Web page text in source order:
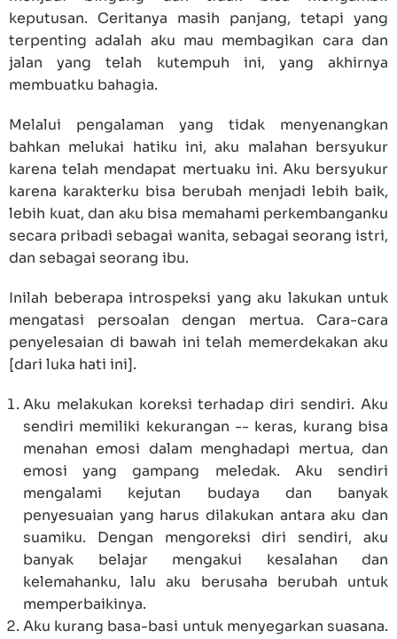
keputusan. Ceritanya masih panjang, tetapi yang
terpenting adalah aku mau membagikan cara dan
jalan yang telah kutempuh ini, yang akhirnya
membuatku bahagia.
Melalui pengalaman yang tidak menyenangkan
bahkan melukai hatiku ini, aku malahan bersyukur
karena telah mendapat mertuaku ini. Aku bersyukur
karena karakterku bisa berubah menjadi lebih baik,
lebih kuat, dan aku bisa memahami perkembanganku
secara pribadi sebagai wanita, sebagai seorang istri,
dan sebagai seorang ibu.
Inilah beberapa introspeksi yang aku lakukan untuk
mengatasi persoalan dengan mertua. Cara-cara
penyelesaian di bawah ini telah memerdekakan aku
[dari luka hati ini].
Aku melakukan koreksi terhadap diri sendiri. Aku
sendiri memiliki kekurangan -- keras, kurang bisa
menahan emosi dalam menghadapi mertua, dan
emosi yang gampang meledak. Aku sendiri
mengalami kejutan budaya dan banyak
penyesuaian yang harus dilakukan antara aku dan
suamiku. Dengan mengoreksi diri sendiri, aku
banyak belajar mengakui kesalahan dan
kelemahanku, lalu aku berusaha berubah untuk
memperbaikinya.
Aku kurang basa-basi untuk menyegarkan suasana.